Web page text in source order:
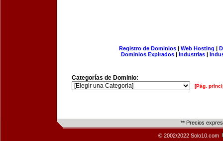
Registro de Dominios| Web Hosting |
Dominios Expirados | Industrias |
Categorías de Dominio:
[Pág.
** Precios
© 2002/2022 Solo10.com